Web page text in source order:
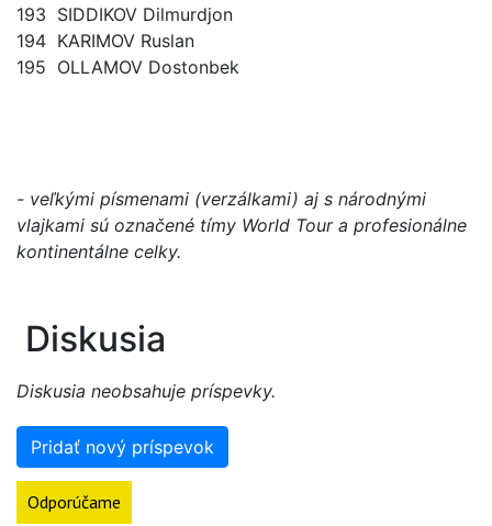
193 SIDDIKOV Dilmurdjon
194 KARIMOV Ruslan
195 OLLAMOV Dostonbek
- veľkými písmenami (verzálkami) aj s národnými
vlajkami sú označené tímy World Tour a profesionálne
kontinentálne celky.
Diskusia
Diskusia neobsahuje príspevky.
Pridať nový príspevok
Odporúčame